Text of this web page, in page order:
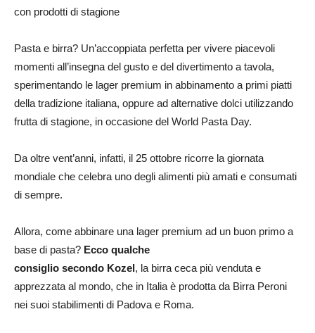
con prodotti di stagione
Pasta e birra? Un’accoppiata perfetta per vivere piacevoli
momenti all’insegna del gusto e del divertimento a tavola,
sperimentando le lager premium in abbinamento a primi piatti
della tradizione italiana, oppure ad alternative dolci utilizzando
frutta di stagione, in occasione del World Pasta Day.
Da oltre vent’anni, infatti, il 25 ottobre ricorre la giornata
mondiale che celebra uno degli alimenti più amati e consumati
di sempre.
Allora, come abbinare una lager premium ad un buon primo a
base di pasta? Ecco qualche
consiglio secondo Kozel, la birra ceca più venduta e
apprezzata al mondo, che in Italia è prodotta da Birra Peroni
nei suoi stabilimenti di Padova e Roma.